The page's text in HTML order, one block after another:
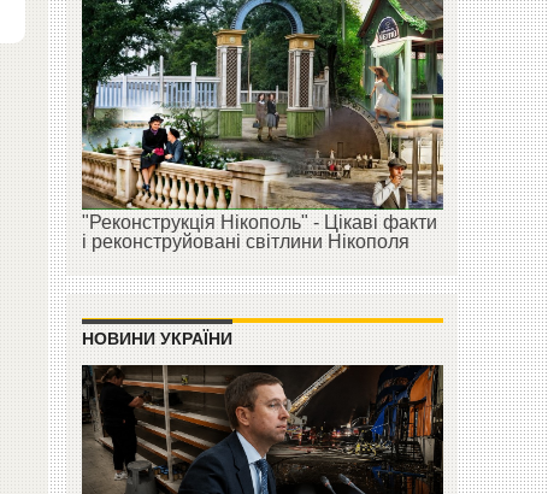
"Реконструкція Нікополь" - Цікаві факти
і реконструйовані світлини Нікополя
НОВИНИ УКРАЇНИ